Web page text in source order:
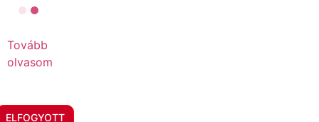
Tovább
olvasom
ELFOGYOTT